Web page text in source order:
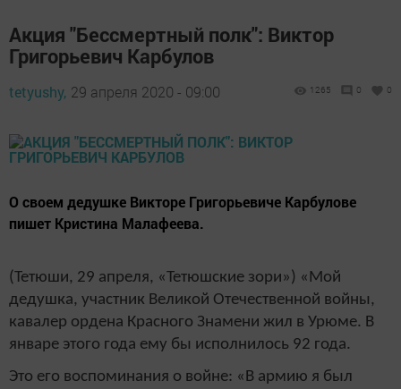
Акция "Бессмертный полк": Виктор
Григорьевич Карбулов
tetyushy, 29 апреля 2020 - 09:00 1265 0 0
О своем дедушке Викторе Григорьевиче Карбулове
пишет Кристина Малафеева.
(Тетюши, 29 апреля, «Тетюшские зори») «Мой
дедушка, участник Великой Отечественной войны,
кавалер ордена Красного Знамени жил в Урюме. В
январе этого года ему бы исполнилось 92 года.
Это его воспоминания о войне: «В армию я был